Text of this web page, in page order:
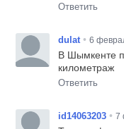
Ответить
dulat • 6
В Шымкенте
километраж
Ответить
id14063203 • 7